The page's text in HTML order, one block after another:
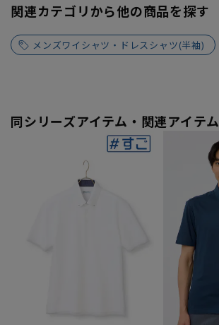
関連カテゴリから他の商品を探す
メンズワイシャツ・ドレスシャツ(半袖)
同シリーズアイテム・関連アイテム